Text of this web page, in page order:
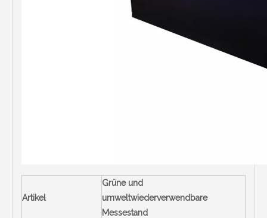
Artikel
Grüne und
umweltwiederverwendbare
Messestand